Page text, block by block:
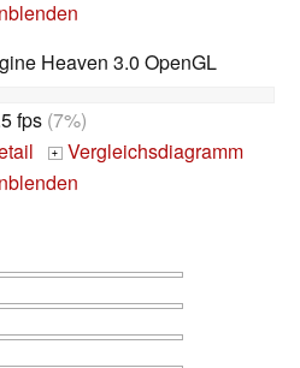
Heaven 3.0 OpenGL
fps(7%)
+ Vergleichsdiagramm